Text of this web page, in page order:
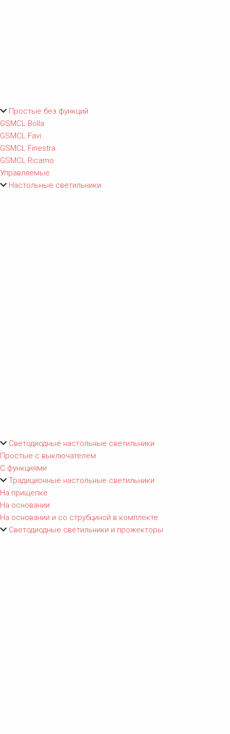
Простые без функций
GSMCL Bolla
GSMCL Favi
GSMCL Finestra
GSMCL Ricamo
Управляемые
Настольные светильники
Светодиодные настольные светильники
Простые с выключателем
С функциями
Традиционные настольные светильники
На прищепке
На основании
На основании и со струбциной в комплекте
Светодиодные светильники и прожекторы